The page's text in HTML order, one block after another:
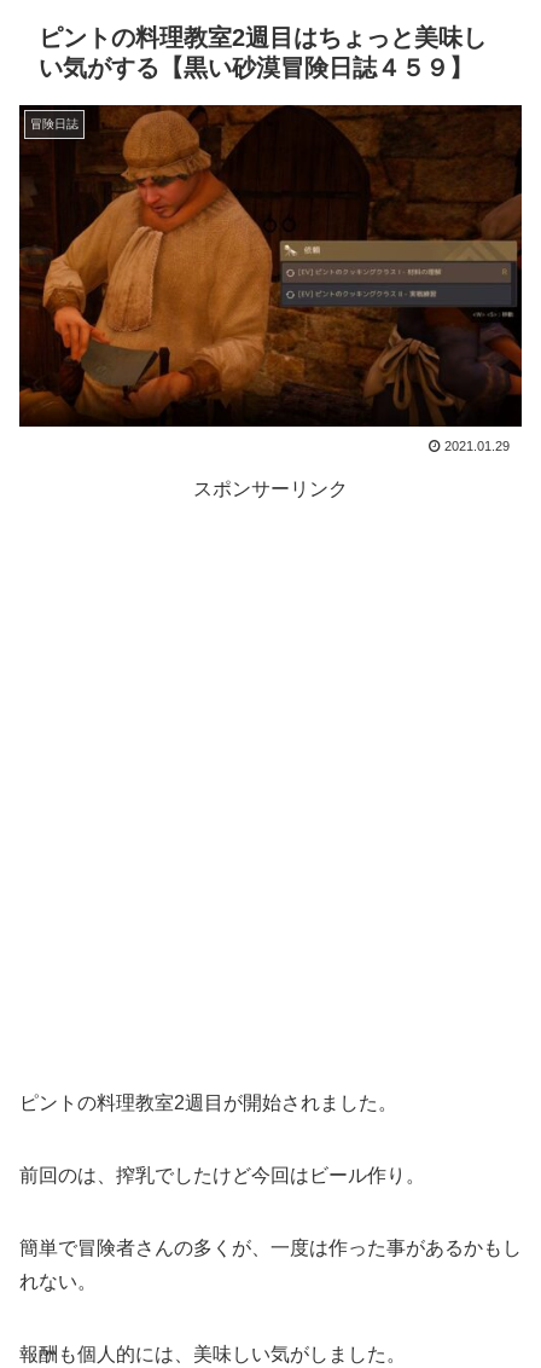
ピントの料理教室2週目はちょっと美味し
い気がする【黒い砂漠冒険日誌４５９】
冒険日誌
2021.01.29
スポンサーリンク
ピントの料理教室2週目が開始されました。
前回のは、搾乳でしたけど今回はビール作り。
簡単で冒険者さんの多くが、一度は作った事があるかもし
れない。
報酬も個人的には、美味しい気がしました。